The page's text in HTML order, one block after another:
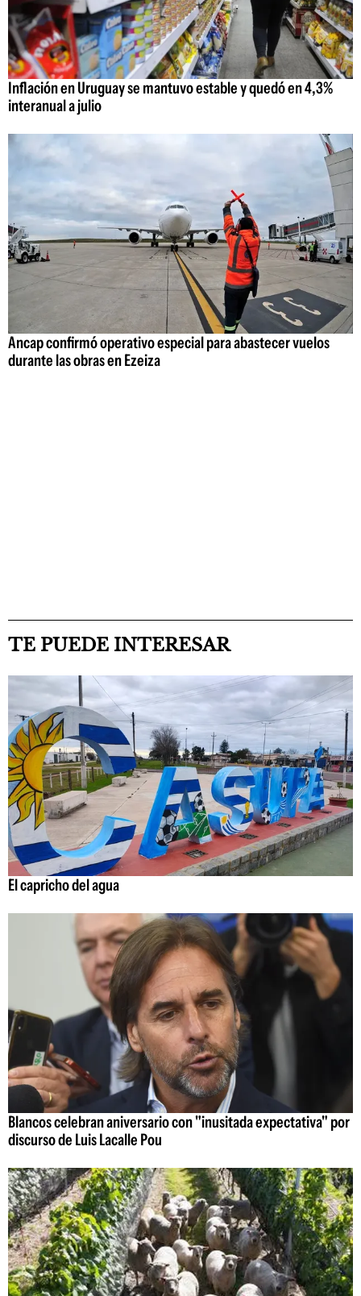
Inflación en Uruguay se mantuvo estable y quedó en 4,3%
interanual a julio
Ancap confirmó operativo especial para abastecer vuelos
durante las obras en Ezeiza
TE PUEDE INTERESAR
El capricho del agua
Blancos celebran aniversario con "inusitada expectativa" por
discurso de Luis Lacalle Pou